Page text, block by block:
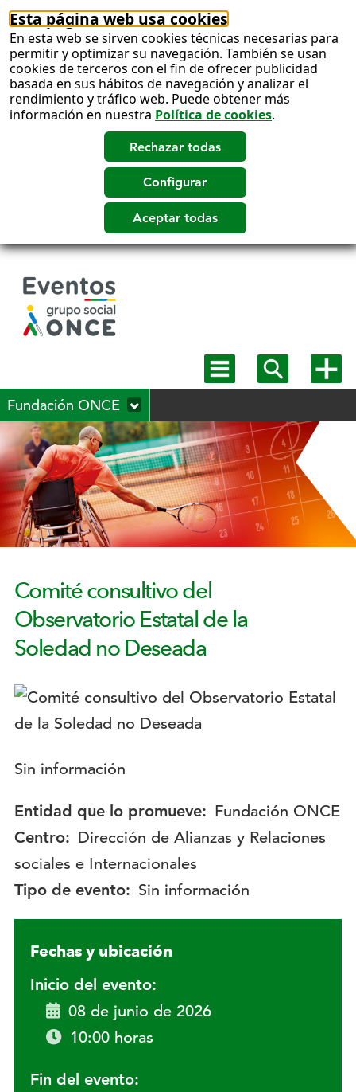
Esta página web usa cookies
En esta web se sirven cookies técnicas necesarias para
permitir y optimizar su navegación. También se usan
cookies de terceros con el fin de ofrecer publicidad
basada en sus hábitos de navegación y analizar el
rendimiento y tráfico web. Puede obtener más
información en nuestra Política de cookies.
Mostrar
menú
Mostrar
buscadormás
Fundación ONCE
Comité consultivo del
Observatorio Estatal de la
Soledad no Deseada
Logotipo:
Descripción:
Sin información
Entidad que lo promueve: Fundación ONCE
Centro: Dirección de Alianzas y Relaciones
sociales e Internacionales
Tipo de evento: Sin información
Fechas y ubicación
Inicio del evento:
08 de junio de 2026
10:00 horas
Fin del evento: